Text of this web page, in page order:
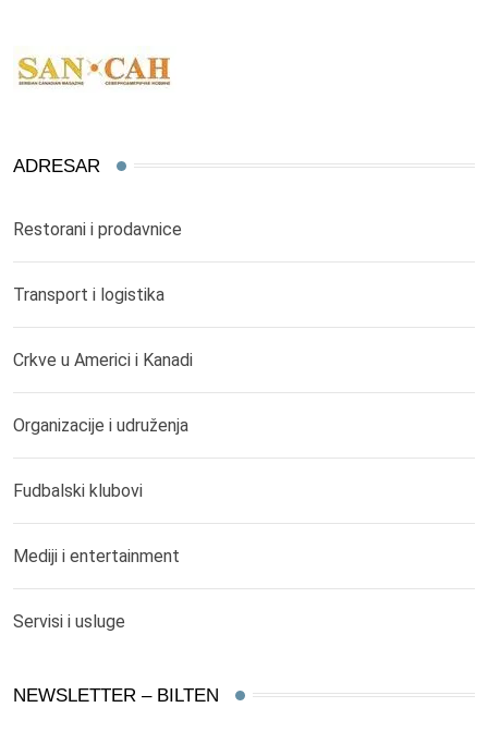
ADRESAR
Restorani i prodavnice
Transport i logistika
Crkve u Americi i Kanadi
Organizacije i udruženja
Fudbalski klubovi
Mediji i entertainment
Servisi i usluge
NEWSLETTER – BILTEN